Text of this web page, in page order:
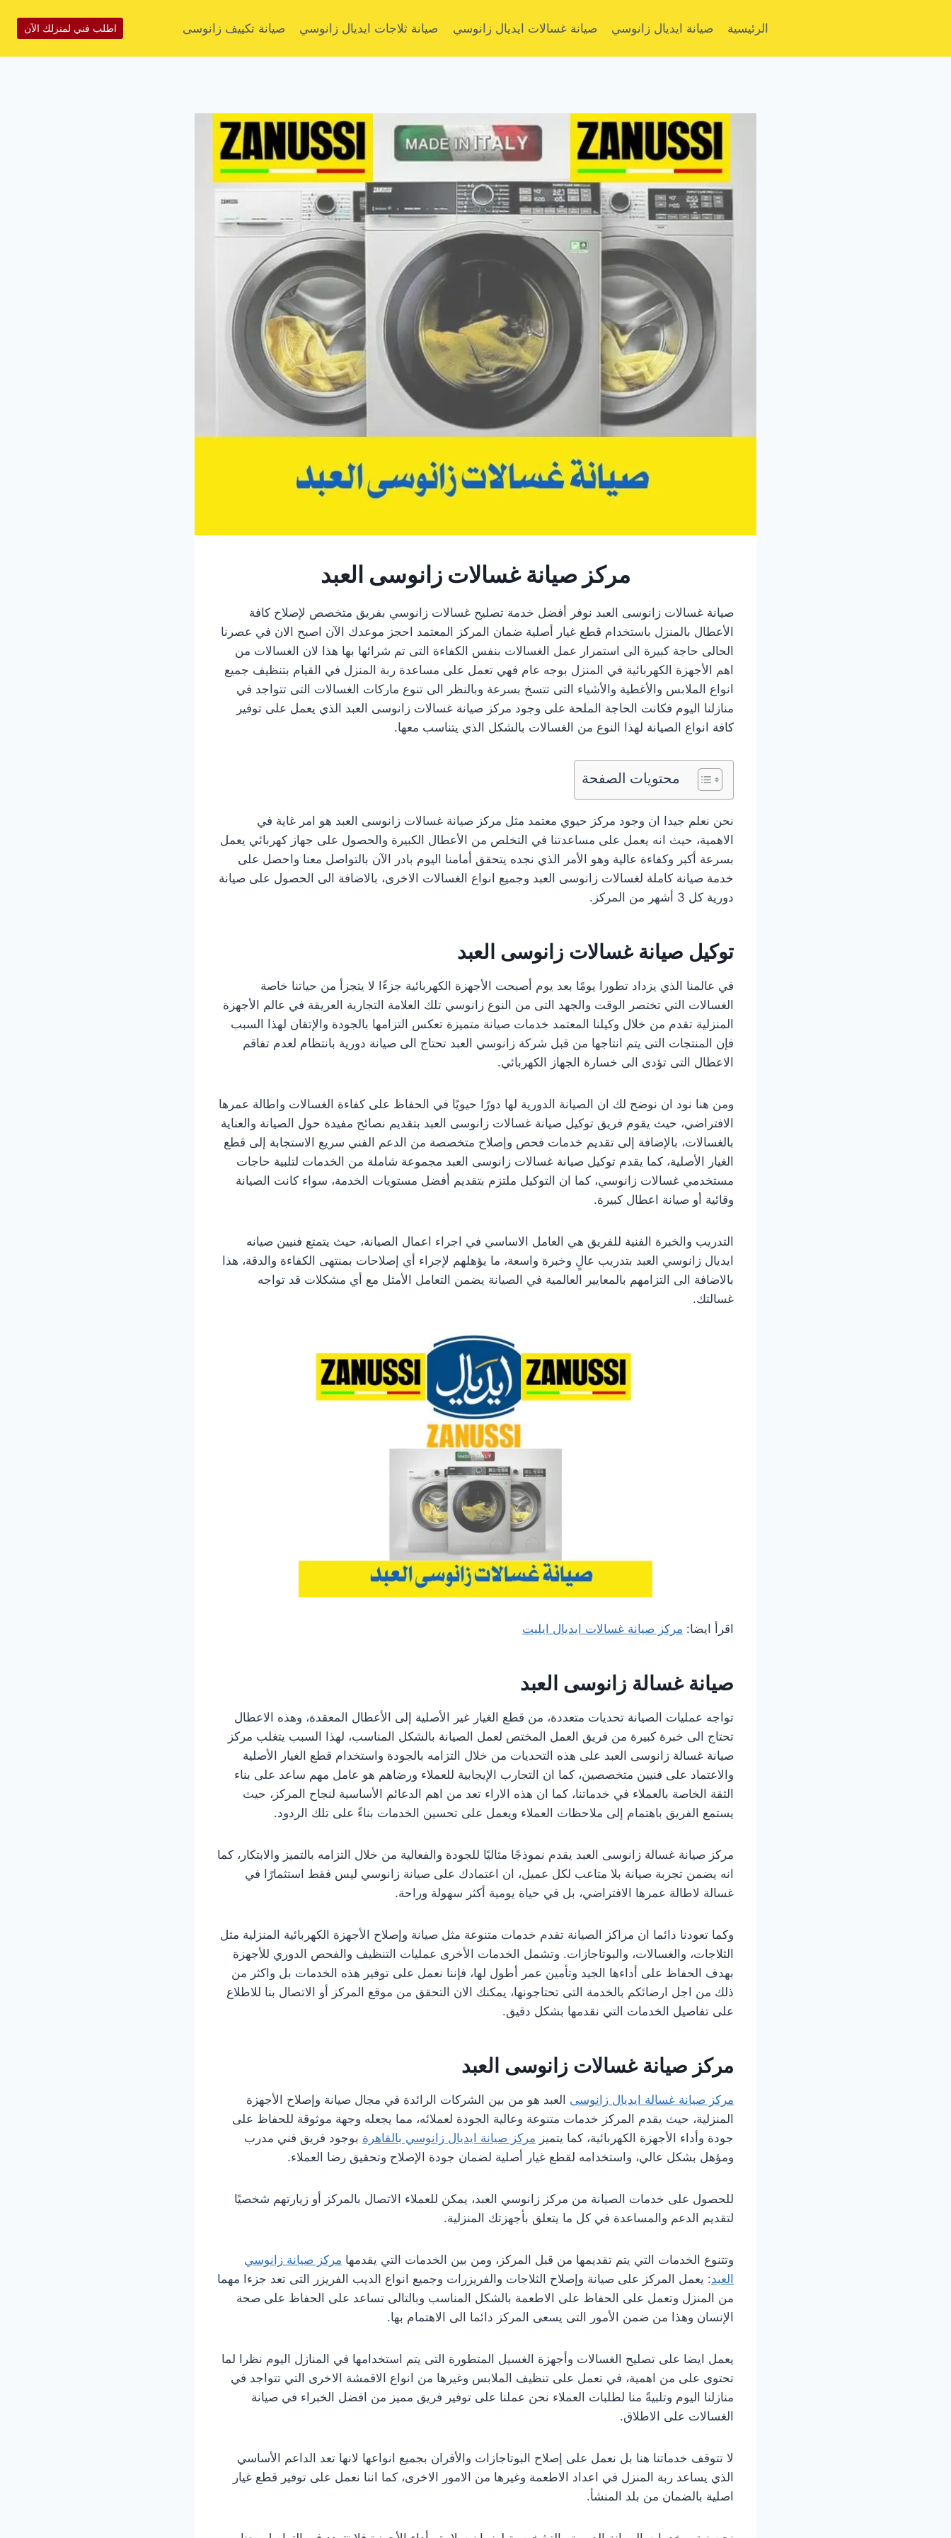
الرئيسية صيانة ايديال زانوسي صيانة غسالات ايديال زانوسي صيانة ثلاجات ايديال زانوسي صيانة تكييف زانوسى اطلب فني لمنزلك الآن
مركز صيانة غسالات زانوسى العبد
صيانة غسالات زانوسى العبد نوفر أفضل خدمة تصليح غسالات زانوسي بفريق متخصص لإصلاح كافة
الأعطال بالمنزل باستخدام قطع غيار أصلية ضمان المركز المعتمد احجز موعدك الآن اصبح الان في عصرنا
الحالى حاجة كبيرة الى استمرار عمل الغسالات بنفس الكفاءة التى تم شرائها بها هذا لان الغسالات من
اهم الأجهزة الكهربائية في المنزل بوجه عام فهي تعمل على مساعدة ربة المنزل في القيام بتنظيف جميع
انواع الملابس والأغطية والأشياء التى تتسخ بسرعة وبالنظر الى تنوع ماركات الغسالات التى تتواجد في
منازلنا اليوم فكانت الحاجة الملحة على وجود مركز صيانة غسالات زانوسى العبد الذي يعمل على توفير
كافة انواع الصيانة لهذا النوع من الغسالات بالشكل الذي يتناسب معها.
محتويات الصفحة
نحن نعلم جيدا ان وجود مركز حيوي معتمد مثل مركز صيانة غسالات زانوسى العبد هو امر غاية في
الاهمية، حيث انه يعمل على مساعدتنا في التخلص من الأعطال الكبيرة والحصول على جهاز كهربائي يعمل
بسرعة أكبر وكفاءة عالية وهو الأمر الذي نجده يتحقق أمامنا اليوم بادر الآن بالتواصل معنا واحصل على
خدمة صيانة كاملة لغسالات زانوسى العبد وجميع انواع الغسالات الاخرى، بالاضافة الى الحصول على صيانة
دورية كل 3 أشهر من المركز.
توكيل صيانة غسالات زانوسى العبد
في عالمنا الذي يزداد تطورا يومًا بعد يوم أصبحت الأجهزة الكهربائية جزءًا لا يتجزأ من حياتنا خاصة
الغسالات التي تختصر الوقت والجهد التى من النوع زانوسي تلك العلامة التجارية العريقة في عالم الأجهزة
المنزلية تقدم من خلال وكيلنا المعتمد خدمات صيانة متميزة تعكس التزامها بالجودة والإتقان لهذا السبب
فإن المنتجات التى يتم انتاجها من قبل شركة زانوسي العبد تحتاج الى صيانة دورية بانتظام لعدم تفاقم
الاعطال التى تؤدى الى خسارة الجهاز الكهربائي.
ومن هنا نود ان نوضح لك ان الصيانة الدورية لها دورًا حيويًا في الحفاظ على كفاءة الغسالات واطالة عمرها
الافتراضي، حيث يقوم فريق توكيل صيانة غسالات زانوسى العبد بتقديم نصائح مفيدة حول الصيانة والعناية
بالغسالات، بالإضافة إلى تقديم خدمات فحص وإصلاح متخصصة من الدعم الفني سريع الاستجابة إلى قطع
الغيار الأصلية، كما يقدم توكيل صيانة غسالات زانوسى العبد مجموعة شاملة من الخدمات لتلبية حاجات
مستخدمي غسالات زانوسي، كما ان التوكيل ملتزم بتقديم أفضل مستويات الخدمة، سواء كانت الصيانة
وقائية أو صيانة اعطال كبيرة.
التدريب والخبرة الفنية للفريق هي العامل الاساسي في اجراء اعمال الصيانة، حيث يتمتع فنيين صيانه
ايديال زانوسي العبد بتدريب عالٍ وخبرة واسعة، ما يؤهلهم لإجراء أي إصلاحات بمنتهى الكفاءة والدقة، هذا
بالاضافة الى التزامهم بالمعايير العالمية في الصيانة يضمن التعامل الأمثل مع أي مشكلات قد تواجه
غسالتك.
اقرأ ايضا: مركز صيانة غسالات ايديال ايليت
صيانة غسالة زانوسى العبد
تواجه عمليات الصيانة تحديات متعددة، من قطع الغيار غير الأصلية إلى الأعطال المعقدة، وهذه الاعطال
تحتاج الى خبرة كبيرة من فريق العمل المختص لعمل الصيانة بالشكل المناسب، لهذا السبب يتغلب مركز
صيانة غسالة زانوسى العبد على هذه التحديات من خلال التزامه بالجودة واستخدام قطع الغيار الأصلية
والاعتماد على فنيين متخصصين، كما ان التجارب الإيجابية للعملاء ورضاهم هو عامل مهم ساعد على بناء
الثقة الخاصة بالعملاء في خدماتنا، كما ان هذه الاراء تعد من اهم الدعائم الأساسية لنجاح المركز، حيث
يستمع الفريق باهتمام إلى ملاحظات العملاء ويعمل على تحسين الخدمات بناءً على تلك الردود.
مركز صيانة غسالة زانوسى العبد يقدم نموذجًا مثاليًا للجودة والفعالية من خلال التزامه بالتميز والابتكار، كما
انه يضمن تجربة صيانة بلا متاعب لكل عميل، ان اعتمادك على صيانة زانوسي ليس فقط استثمارًا في
غسالة لاطالة عمرها الافتراضي، بل في حياة يومية أكثر سهولة وراحة.
وكما تعودنا دائما ان مراكز الصيانة تقدم خدمات متنوعة مثل صيانة وإصلاح الأجهزة الكهربائية المنزلية مثل
الثلاجات، والغسالات، والبوتاجازات. وتشمل الخدمات الأخرى عمليات التنظيف والفحص الدوري للأجهزة
بهدف الحفاظ على أداءها الجيد وتأمين عمر أطول لها، فإننا نعمل على توفير هذه الخدمات بل واكثر من
ذلك من اجل ارضائكم بالخدمة التى تحتاجونها، يمكنك الان التحقق من موقع المركز أو الاتصال بنا للاطلاع
على تفاصيل الخدمات التي نقدمها بشكل دقيق.
مركز صيانة غسالات زانوسى العبد
مركز صيانة غسالة ايديال زانوسى العبد هو من بين الشركات الرائدة في مجال صيانة وإصلاح الأجهزة
المنزلية، حيث يقدم المركز خدمات متنوعة وعالية الجودة لعملائه، مما يجعله وجهة موثوقة للحفاظ على
جودة وأداء الأجهزة الكهربائية، كما يتميز مركز صيانة ايديال زانوسي بالقاهرة بوجود فريق فني مدرب
ومؤهل بشكل عالي، واستخدامه لقطع غيار أصلية لضمان جودة الإصلاح وتحقيق رضا العملاء.
للحصول على خدمات الصيانة من مركز زانوسي العبد، يمكن للعملاء الاتصال بالمركز أو زيارتهم شخصيًا
لتقديم الدعم والمساعدة في كل ما يتعلق بأجهزتك المنزلية.
وتتنوع الخدمات التي يتم تقديمها من قبل المركز، ومن بين الخدمات التي يقدمها مركز صيانة زانوسي
العبد: يعمل المركز على صيانة وإصلاح الثلاجات والفريزرات وجميع انواع الديب الفريزر التى تعد جزءا مهما
من المنزل وتعمل على الحفاظ على الاطعمة بالشكل المناسب وبالتالى تساعد على الحفاظ على صحة
الإنسان وهذا من ضمن الأمور التى يسعى المركز دائما الى الاهتمام بها.
يعمل ايضا على تصليح الغسالات وأجهزة الغسيل المتطورة التى يتم استخدامها في المنازل اليوم نظرا لما
تحتوى على من اهمية، في تعمل على تنظيف الملابس وغيرها من انواع الاقمشة الاخرى التي تتواجد في
منازلنا اليوم وتلبيةً منا لطلبات العملاء نحن عملنا على توفير فريق مميز من افضل الخبراء في صيانة
الغسالات على الاطلاق.
لا تتوقف خدماتنا هنا بل نعمل على إصلاح البوتاجازات والأفران بجميع انواعها لانها تعد الداعم الأساسي
الذي يساعد ربة المنزل في اعداد الاطعمة وغيرها من الامور الاخرى، كما اننا نعمل على توفير قطع غيار
اصلية بالضمان من بلد المنشأ.